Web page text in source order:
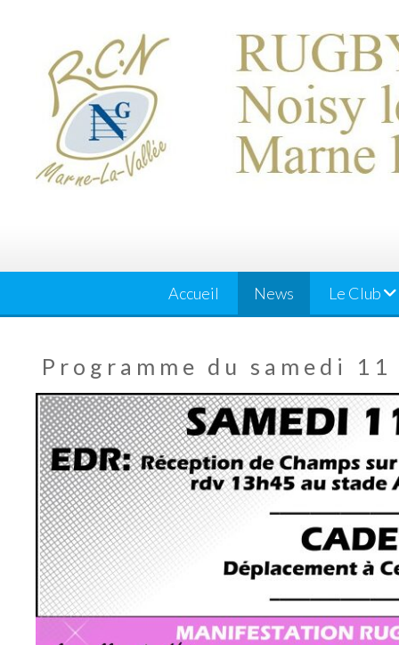
Accueil News Le Club
Programme du samedi